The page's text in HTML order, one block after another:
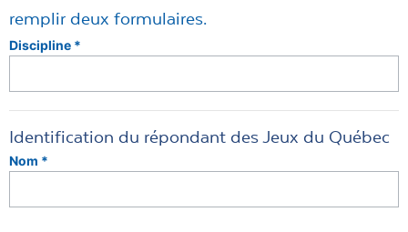
remplir deux formulaires.
Discipline *
Identification du répondant des Jeux du Québec
Nom *